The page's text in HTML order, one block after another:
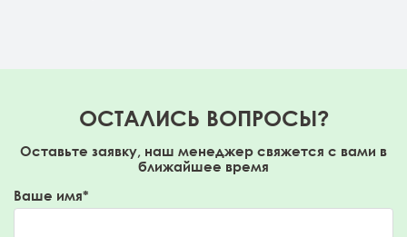
ОСТАЛИСЬ ВОПРОСЫ?
Оставьте заявку, наш менеджер свяжется с вами в
ближайшее время
Ваше имя*